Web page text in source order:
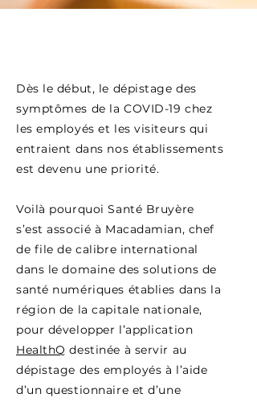
Dès le début, le dépistage des
symptômes de la COVID-19 chez
les employés et les visiteurs qui
entraient dans nos établissements
est devenu une priorité.
Voilà pourquoiSanté Bruyère
s’est associé à Macadamian, chef
de file de calibre international
dans le domaine des solutions de
santé numériques établies dans la
région de la capitale nationale,
pour développer l’application
HealthQ destinée à servir au
dépistage des employés à l’aide
d’un questionnaire et d’une